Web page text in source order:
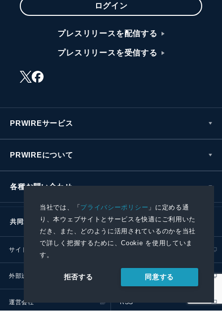
当社では、「プライバシーポリシー 」に定める通
り、本ウェブサイトとサービスを快適にご利用いた
だき、また、どのように活用されているのかを当社
で詳しく把握するために、Cookie を使用していま
す。
拒否する 同意する
ログイン
プレスリリースを配信する
プレスリリースを受信する
PRWIREサービス
PRWIREについて
各種お問い合わせ
共同通信社グループ
サイトポリシー
外部送信ポリシー プレスリリース取扱基準
運営会社 RSS